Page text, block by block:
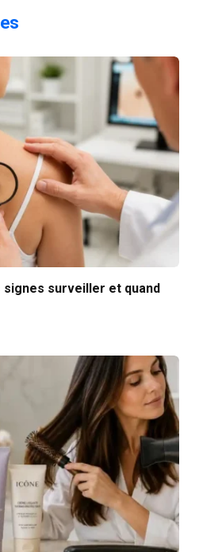
signes surveiller et quand